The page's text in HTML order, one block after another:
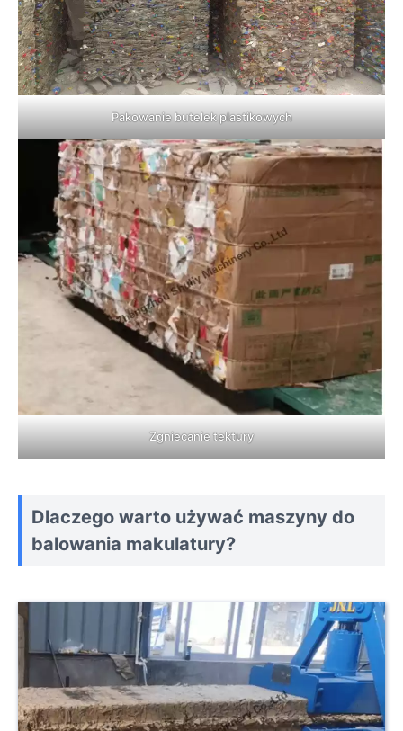
Pakowanie butelek plastikowych
Zgniecanie tektury
Dlaczego warto używać maszyny do
balowania makulatury?